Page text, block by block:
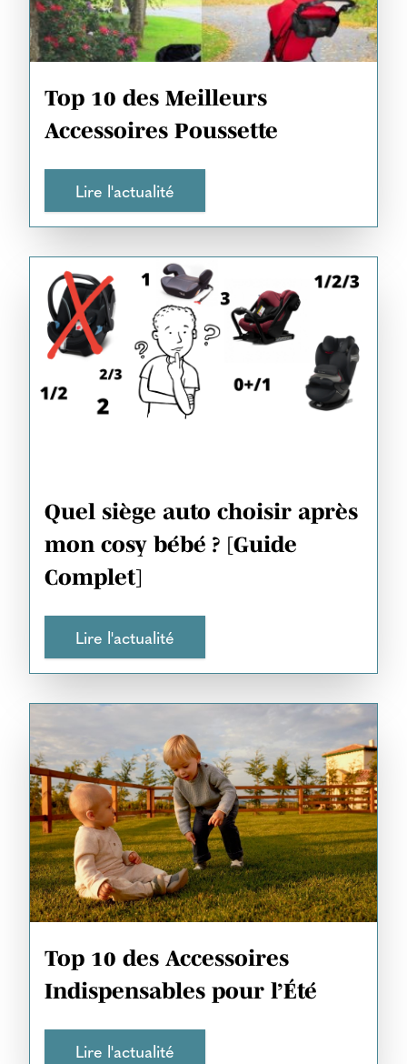
Top 10 des Meilleurs
Accessoires Poussette
Lire l'actualité
Quel siège auto choisir après
mon cosy bébé ? [Guide
Complet]
Lire l'actualité
Top 10 des Accessoires
Indispensables pour l’Été
Lire l'actualité